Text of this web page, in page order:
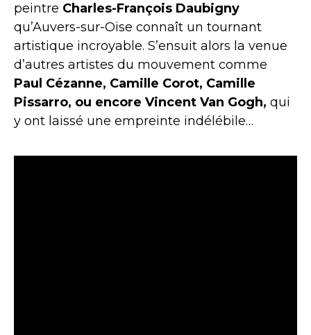
peintre Charles-François Daubigny
qu’Auvers-sur-Oise connaît un tournant
artistique incroyable. S’ensuit alors la venue
d’autres artistes du mouvement comme
Paul Cézanne, Camille Corot, Camille
Pissarro, ou encore Vincent Van Gogh, qui
y ont laissé une empreinte indélébile…